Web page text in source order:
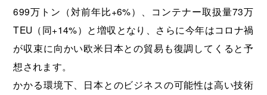
699万トン（対前年比+6%）、コンテナー取扱量73万
TEU（同+14%）と増収となり、さらに今年はコロナ禍
が収束に向かい欧米日本との貿易も復調してくると予
想されます。
かかる環境下、日本とのビジネスの可能性は高い技術